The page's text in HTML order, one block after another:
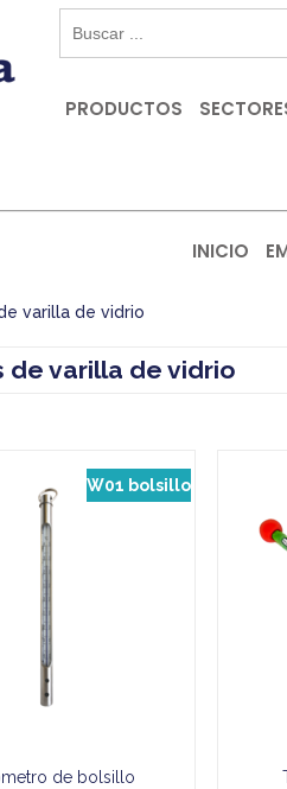
PRODUCTOS
INICIO
varilla de vidrio
de varilla de vidrio
de bolsillo
W01 bolsillo